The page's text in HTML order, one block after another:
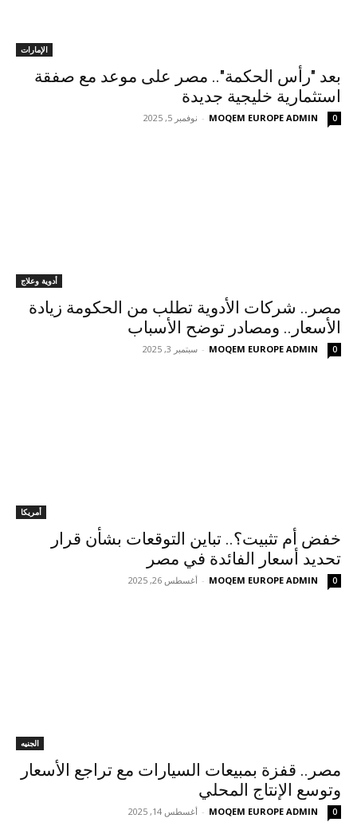
الإمارات
بعد "رأس الحكمة".. مصر على موعد مع صفقة
استثمارية خليجية جديدة
MOQEM EUROPE ADMIN
- نوفمبر 5, 2025 0
أدوية وعلاج
مصر.. شركات الأدوية تطلب من الحكومة زيادة
الأسعار.. ومصادر توضح الأسباب
MOQEM EUROPE ADMIN
- سبتمبر 3, 2025 0
أمريكا
خفض أم تثبيت؟.. تباين التوقعات بشأن قرار
تحديد أسعار الفائدة في مصر
MOQEM EUROPE ADMIN
- أغسطس 26, 2025 0
الجنيه
مصر.. قفزة بمبيعات السيارات مع تراجع الأسعار
وتوسع الإنتاج المحلي
MOQEM EUROPE ADMIN
- أغسطس 14, 2025 0